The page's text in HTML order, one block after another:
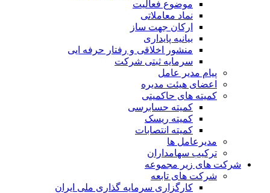
موضوع فعالیت
نماد معاملاتی
ارکان جهت ساز
بیانیه پایداری
منشور اخلاقی و رفتار حرفه ایی
سرمایه ثبتی شرکت
پیام مدیر عامل
اعضای هیئت مدیره
کمیته های حاکمیتی
کمیته حسابرسی
کمیته ریسک
کمیته انتصابات
مدیرعامل ها
ترکیب سهامداران
شرکت های زیر مجموعه
شرکت های تابعه
کارگزاری سرمایه گذاری ملی ایران